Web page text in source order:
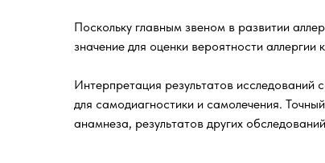
Поскольку главным звеном в развитии
значение для оценки вероятности аллергии
Интерпретация результатов
для самодиагностики и самолечения.
анамнеза, результатов других